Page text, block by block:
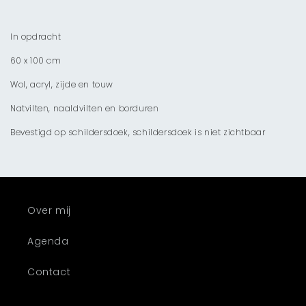
In opdracht
60 x 100 cm
Wol, acryl, zijde en touw
Natvilten, naaldvilten en borduren
Bevestigd op schildersdoek, schildersdoek is niet zichtbaar
Over mij
Agenda
Contact